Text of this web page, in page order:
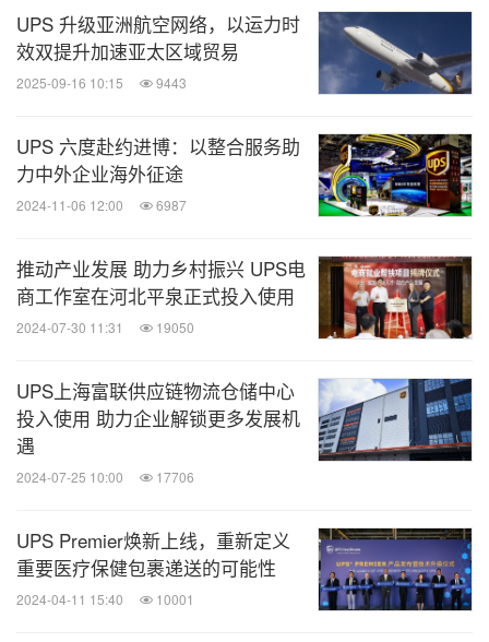
UPS 升级亚洲航空网络，以运力时
效双提升加速亚太区域贸易
2025-09-16 10:15 9443
UPS 六度赴约进博：以整合服务助
力中外企业海外征途
2024-11-06 12:00 6987
推动产业发展 助力乡村振兴 UPS电
商工作室在河北平泉正式投入使用
2024-07-30 11:31 19050
UPS上海富联供应链物流仓储中心
投入使用 助力企业解锁更多发展机
遇
2024-07-25 10:00 17706
UPS Premier焕新上线，重新定义
重要医疗保健包裹递送的可能性
2024-04-11 15:40 10001